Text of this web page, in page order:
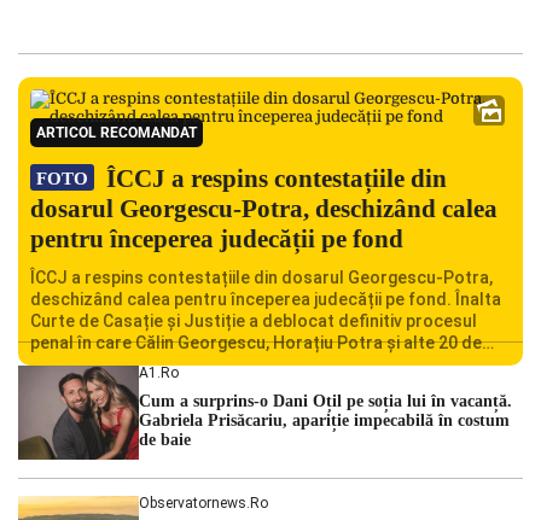
ARTICOL RECOMANDAT
FOTO
ÎCCJ a respins contestațiile din
dosarul Georgescu-Potra, deschizând calea
pentru începerea judecății pe fond
ÎCCJ a respins contestațiile din dosarul Georgescu-Potra,
deschizând calea pentru începerea judecății pe fond. Înalta
Curte de Casație și Justiție a deblocat definitiv procesul
penal în care Călin Georgescu, Horațiu Potra și alte 20 de
persoane sunt acuzați de acțiuni îndreptate împotriva
ordinii constituționale. În ședința din camera preliminară,
judecătorii de la instanța supremă au […]
A1.ro
Cum a surprins-o Dani Oțil pe soția lui în vacanță.
Gabriela Prisăcariu, apariție impecabilă în costum
de baie
Observatornews.ro